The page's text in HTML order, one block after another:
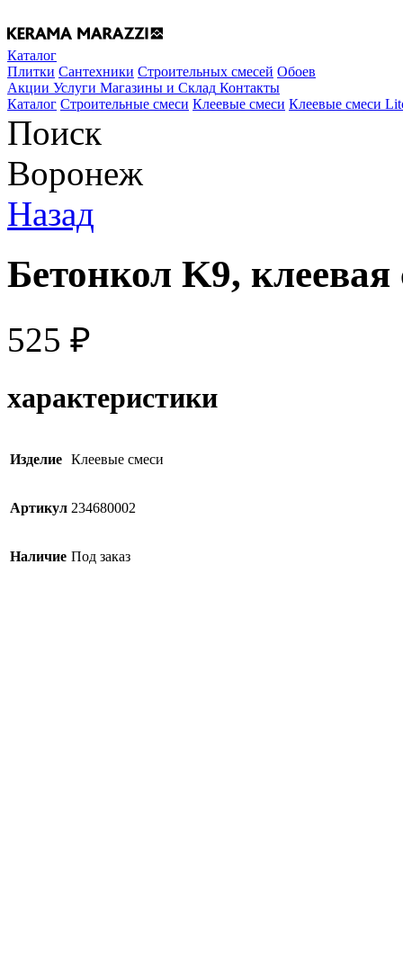
Каталог
Плитки Сантехники Строительных смесей Обоев
Акции Услуги Магазины и Склад Контакты
Каталог Строительные смеси Клеевые смеси Клеевые смеси
Поиск
Воронеж
Назад
Бетонкол K9, клеевая
525 ₽
характеристики
Изделие Клеевые смеси
Артикул 234680002
Наличие Под заказ